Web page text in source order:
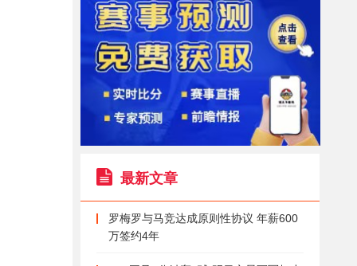
最新文章
罗梅罗与马竞达成原则性协议 年薪600
万签约4年